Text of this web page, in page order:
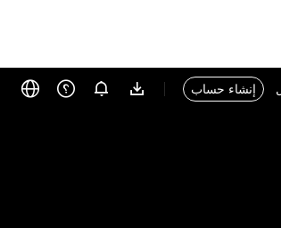
إنشاء حساب